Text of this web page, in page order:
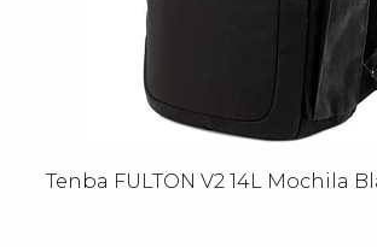
Tenba FULTON V2 14L Mochila